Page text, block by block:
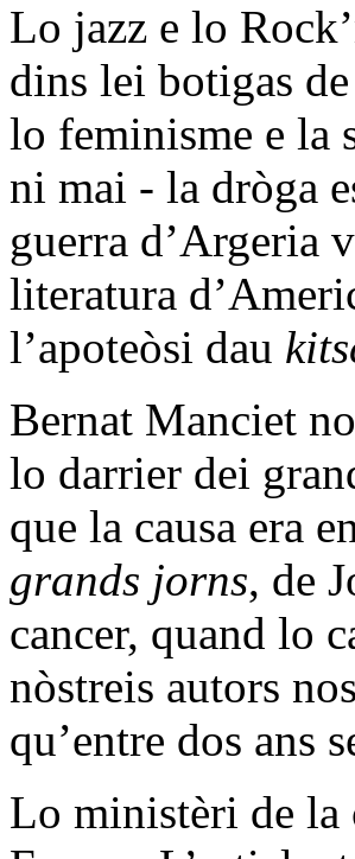
Lo jazz e lo
dins lei botigas
lo feminisme e la
ni mai - la dròga
guerra d’Argeria
literatura
l’apoteòsi dau
Bernat Manciet
lo darrier dei
que la causa era
grands jorns, de
cancer, quand lo
nòstreis autors
qu’entre dos ans
Lo ministèri de la